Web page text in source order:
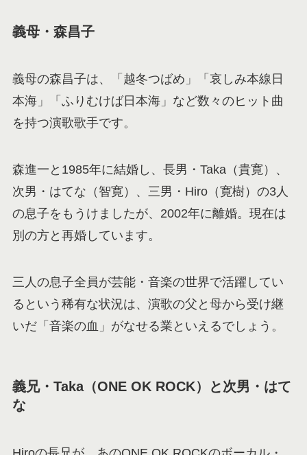
義母・森昌子
義母の森昌子は、「越冬つばめ」「哀しみ本線日
本海」「ふりむけば日本海」など数々のヒット曲
を持つ演歌歌手です。
森進一と1985年に結婚し、長男・Taka（貴寛）、
次男・はてな（智寛）、三男・Hiro（寛樹）の3人
の息子をもうけましたが、2002年に離婚。現在は
別の方と再婚しています。
三人の息子全員が芸能・音楽の世界で活躍してい
るという稀有な状況は、演歌の父と母から受け継
いだ「音楽の血」がなせる業といえるでしょう。
義兄・Taka（ONE OK ROCK）と次男・はて
な